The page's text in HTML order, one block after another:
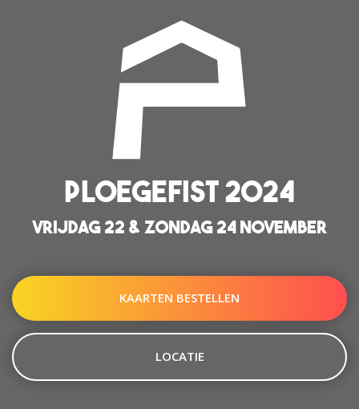
PLOEGEFIST 2024
VRIJDAG 22 & ZONDAG 24 NOVEMBER
KAARTEN BESTELLEN
LOCATIE